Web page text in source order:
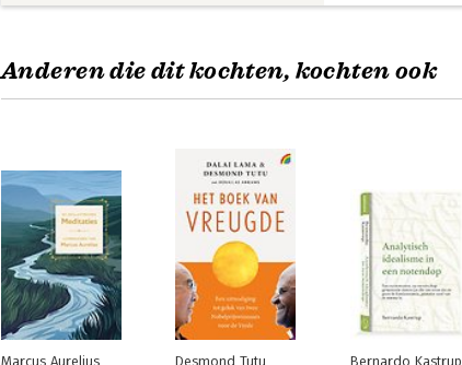
Anderen die dit kochten, kochten ook
Marcus Aurelius Desmond Tutu Bernardo Kastrup